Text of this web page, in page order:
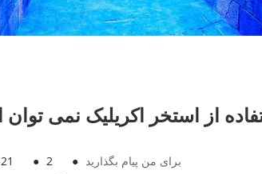
● 2 ● برای من پیام بگذارید